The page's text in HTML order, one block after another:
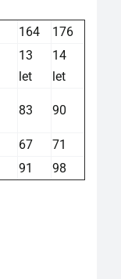
164
176
13
let
14
let
83 90
67
71
91 98